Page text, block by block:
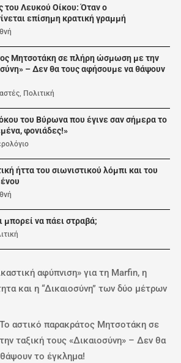
του Λευκού Οίκου: Όταν ο
επίσημη κρατική γραμμή
Μητσοτάκη σε πλήρη ώσμωση με την
– Δεν θα τους αφήσουμε να θάψουν
, Πολιτική
του Βύρωνα που έγινε σαν σήμερα το
φονιάδες!»
ήττα του σιωνιστικού λόμπι και του
μπορεί να πάει στραβά;
αφύπνιση» για τη Marfin, η
και η “Δικαιοσύνη” των δύο μέτρων
Το αστικό παρακράτος Μητσοτάκη σε
ταξική τους «Δικαιοσύνη» – Δεν θα
το έγκλημα!